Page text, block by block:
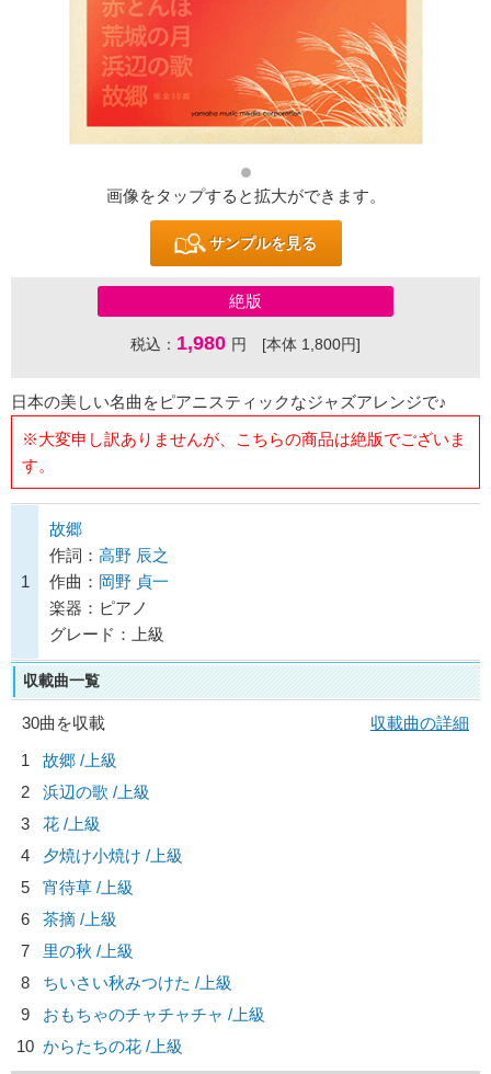
画像をタップすると拡大ができます。
サンプルを見る
絶版
税込： 1,980 円 [本体 1,800円]
日本の美しい名曲をピアニスティックなジャズアレンジで♪
※大変申し訳ありませんが、こちらの商品は絶版でございま
す。
1
故郷
作詞： 高野 辰之
作曲： 岡野 貞一
楽器：ピアノ
グレード：上級
収載曲一覧
30曲を収載
収載曲の詳細
1
故郷 /上級
2
浜辺の歌 /上級
3
花 /上級
4
夕焼け小焼け /上級
5
宵待草 /上級
6
茶摘 /上級
7
里の秋 /上級
8
ちいさい秋みつけた /上級
9
おもちゃのチャチャチャ /上級
10 からたちの花 /上級